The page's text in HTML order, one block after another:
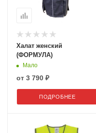
Халат женский
(ФОРМУЛА)
Мало
от 3 790 ₽
ПОДРОБНЕЕ